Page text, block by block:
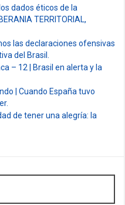
dados éticos de la
TERRITORIAL,
las declaraciones ofensivas
del Brasil.
– 12 | Brasil en alerta y la
| Cuando España tuvo
de tener una alegría: la